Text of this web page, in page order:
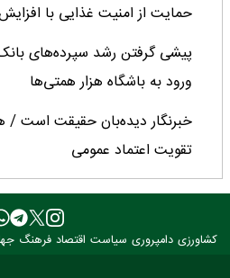
حمایت از امنیت غذایی با
پیشی گرفتن رشد سپرده‌های
ورود به باشگاه هزار همتی‌ها
خبرنگار دیده‌بان حقیقت است /
تقویت اعتماد عمومی
امنیت غذایی کشور در
حضرتی: سال گذشته، سال سختیکشاورزی دامپروری سیاست اقتصاد فرهنگ